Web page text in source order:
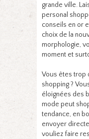
grande ville.
personal
conseils en or
choix de la
morphologie,
moment et
Vous êtes trop
shopping ?
éloignées des
mode peut
tendance, en
envoyer
vouliez faire